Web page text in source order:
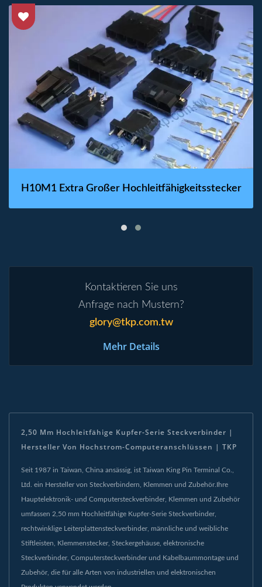
H10M1 Extra Großer Hochleitfähigkeitsstecker
Kontaktieren Sie uns
Anfrage nach Mustern?
glory@tkp.com.tw
Mehr Details
2,50 Mm Hochleitfähige Kupfer-Serie Steckverbinder |
Hersteller Von Hochstrom-Computeranschlüssen | TKP
Seit 1987 in Taiwan, China ansässig, ist Taiwan King Pin Terminal Co.,
Ltd. ein Hersteller von Steckverbindern, Klemmen und Zubehör.Ihre
Hauptelektronik- und Computersteckverbinder, Klemmen und Zubehör
umfassen 2,50 mm Hochleitfähige Kupfer-Serie Steckverbinder,
rechtwinklige Leiterplattensteckverbinder, männliche und weibliche
Stiftleisten, Klemmenstecker, Steckergehäuse, elektronische
Steckverbinder, Computersteckverbinder und Kabelbaummontage und
Zubehör, die für alle Arten von industriellen und elektronischen